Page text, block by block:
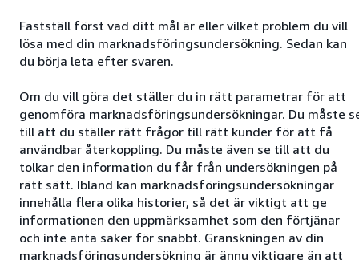
Fastställ först vad ditt mål är eller vilket problem du vill
lösa med din marknadsföringsundersökning. Sedan kan
du börja leta efter svaren.
Om du vill göra det ställer du in rätt parametrar för att
genomföra marknadsföringsundersökningar. Du måste
till att du ställer rätt frågor till rätt kunder för att få
användbar återkoppling. Du måste även se till att du
tolkar den information du får från undersökningen på
rätt sätt. Ibland kan marknadsföringsundersökningar
innehålla flera olika historier, så det är viktigt att ge
informationen den uppmärksamhet som den förtjänar
och inte anta saker för snabbt. Granskningen av din
marknadsföringsundersökning är ännu viktigare än att